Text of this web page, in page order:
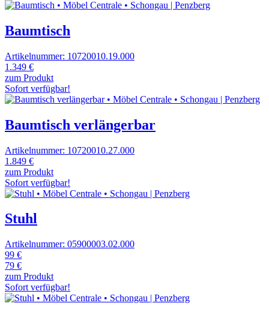
Baumtisch
Artikelnummer: 10720010.19.000
1.349 €
zum Produkt
Sofort verfügbar!
Baumtisch verlängerbar
Artikelnummer: 10720010.27.000
1.849 €
zum Produkt
Sofort verfügbar!
Stuhl
Artikelnummer: 05900003.02.000
99 €
79 €
zum Produkt
Sofort verfügbar!